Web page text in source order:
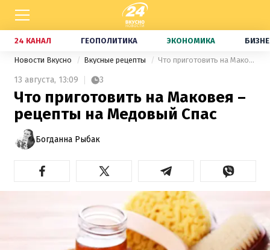
24 КАНАЛ ГЕОПОЛИТИКА ЭКОНОМИКА
Новости Вкусно Вкусные рецепты Что приготовить на Маковея – рецепты на Медовый Спас
13 августа, 13:09 3
Что приготовить на Маковея –
рецепты на Медовый Спас
Богданна Рыбак